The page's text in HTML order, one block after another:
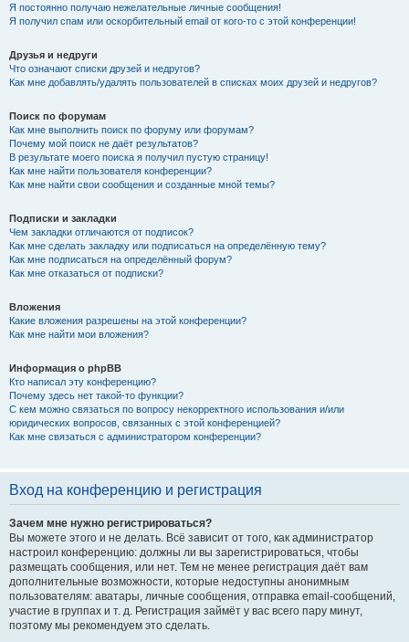
Я постоянно получаю нежелательные личные сообщения!
Я получил спам или оскорбительный email от кого-то с этой конференции!
Друзья и недруги
Что означают списки друзей и недругов?
Как мне добавлять/удалять пользователей в списках моих друзей и недругов?
Поиск по форумам
Как мне выполнить поиск по форуму или форумам?
Почему мой поиск не даёт результатов?
В результате моего поиска я получил пустую страницу!
Как мне найти пользователя конференции?
Как мне найти свои сообщения и созданные мной темы?
Подписки и закладки
Чем закладки отличаются от подписок?
Как мне сделать закладку или подписаться на определённую тему?
Как мне подписаться на определённый форум?
Как мне отказаться от подписки?
Вложения
Какие вложения разрешены на этой конференции?
Как мне найти мои вложения?
Информация о phpBB
Кто написал эту конференцию?
Почему здесь нет такой-то функции?
С кем можно связаться по вопросу некорректного использования и/или
юридических вопросов, связанных с этой конференцией?
Как мне связаться с администратором конференции?
Вход на конференцию и регистрация
Зачем мне нужно регистрироваться?
Вы можете этого и не делать. Всё зависит от того, как администратор
настроил конференцию: должны ли вы зарегистрироваться, чтобы
размещать сообщения, или нет. Тем не менее регистрация даёт вам
дополнительные возможности, которые недоступны анонимным
пользователям: аватары, личные сообщения, отправка email-сообщений,
участие в группах и т. д. Регистрация займёт у вас всего пару минут,
поэтому мы рекомендуем это сделать.